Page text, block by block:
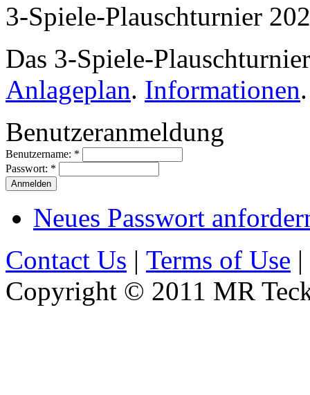
3-Spiele-Plauschturnier
Das 3-Spiele-
Anlageplan. Informationen.
Benutzeranmeldung
Benutzername: *
Passwort: *
Neues Passwort
Contact Us | Terms of Use |
Copyright © 2011 MR